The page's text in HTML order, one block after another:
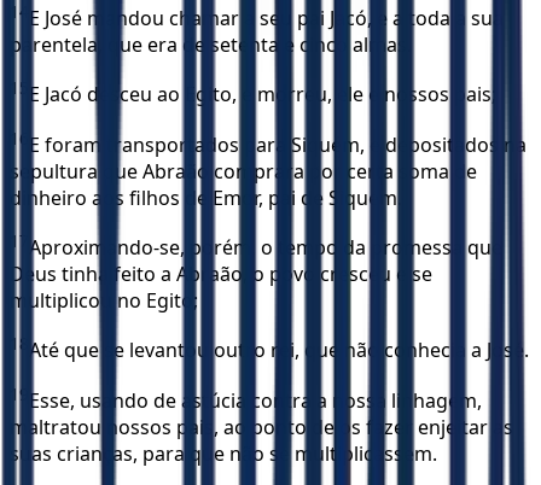
14 E José mandou chamar a seu pai Jacó, e a toda a sua
parentela, que era de setenta e cinco almas.
15 E Jacó desceu ao Egito, e morreu, ele e nossos pais;
16 E foram transportados para Siquém, e depositados na
sepultura que Abraão comprara por certa soma de
dinheiro aos filhos de Emor, pai de Siquém.
17 Aproximando-se, porém, o tempo da promessa que
Deus tinha feito a Abraão, o povo cresceu e se
multiplicou no Egito;
18 Até que se levantou outro rei, que não conhecia a José.
19 Esse, usando de astúcia contra a nossa linhagem,
maltratou nossos pais, ao ponto de os fazer enjeitar as
suas crianças, para que não se multiplicassem.